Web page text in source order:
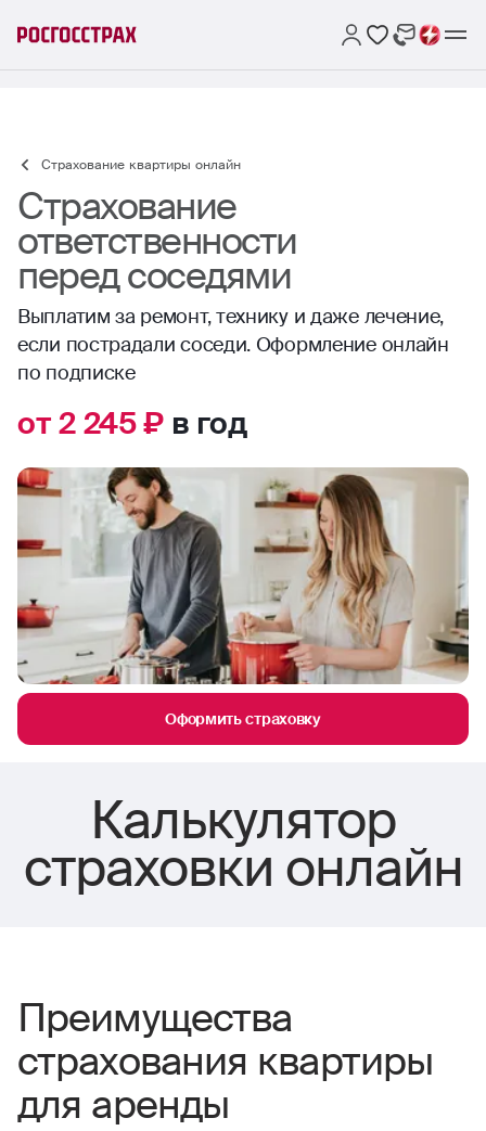
Страхование квартиры онлайн
Страхование
ответственности
перед соседями
Выплатим за ремонт, технику и даже лечение,
если пострадали соседи. Оформление онлайн
по подписке
от 2 245 ₽ в год
Оформить страховку
Калькулятор
страховки онлайн
Преимущества
страхования квартиры
для аренды